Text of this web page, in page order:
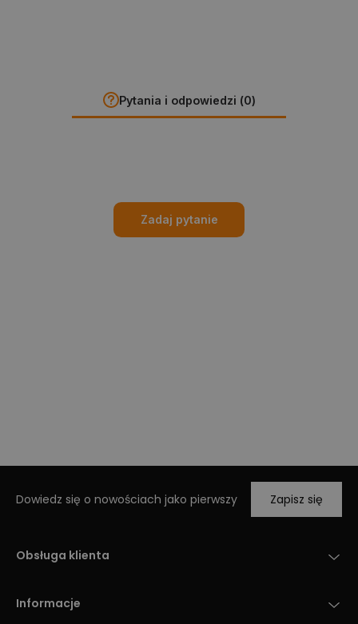
Pytania i odpowiedzi (0)
Zadaj pytanie
Dowiedz się o nowościach jako pierwszy Zapisz się
Obsługa klienta
Informacje